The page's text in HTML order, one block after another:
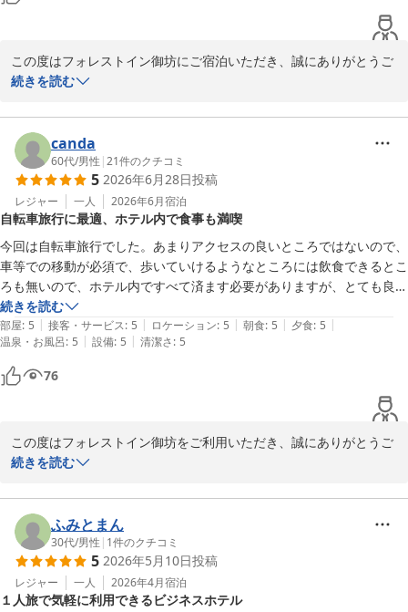
と、声が響きます。
この初めて行った者にはわからない独特のルールが存在するようで、そ
のような説明は一切なし。どうやら生卵をそれらに変更できる様子。慣
れた人はわかるかもしれないですが、それが最初はなんなのかもわから
変えられるなら変えられるとか説明してほしいと思いました。ご飯と味
噌汁が勝手に運ばれてきますが、とにかくなんの説明もない。ただ、和
食の方は卵のあるところに座ってください、と言われるだけ。スタッフ
の元気や連携は素晴らしいと思いましたけど、お客さんの気持ちについ
てはあんまり関係なく進めているように感じました。あくまでも自分た
ちのリズムで進めていて、個々のお客様については、気に留めていない
という感じ。
ご飯と味噌汁が何も言わずに運ばれてきて、一見何も問題ないようです
けど、おかわりができるのか、大盛りにしてほしい場合はどうするのか
など、タイミングがつかみにくい。
最初にお客様にサクッと伝えるなり、ご飯のサイズの確認なりすればよ
いと思いますが、あんまりそこには気を配っていないようでした。チー
ムワークは素晴らしいだけに、初めての自分が常連さんとそのチームワ
ークに置いて行かれてる感が否めませんでした。
らしく、気持ちが良かったです。
この度はフォレストイン御坊にご宿泊いただき、誠にありがとうご
ざいます。
て御礼申し上げます。
朝食につきましては、ご案内や説明が行き届かず、ご不快な思いを
おかけしましたことを深くお詫び申し上げます。
卵料理の変更が可能であることや、ご飯・味噌汁のおかわり、大盛
りの可否などについて、初めてご利用いただくお客様にも分かりや
すくお伝えできておらず、ご不安や戸惑いを与えてしまいましたこ
と、大変申し訳なく存じます。
また、スタッフ同士の連携や元気な対応についてお褒めいただきな
がらも、お客様お一人おひとりへの目配りやお声掛けが十分でなか
ったとのご指摘につきまして、真摯に受け止めております。
常連のお客様には伝わっていることでも、初めてご利用いただくお
客様にとっては分かりづらく、居心地の悪さにつながってしまうこ
今後は、朝食メニュー表や朝食券への記載、チェックイン時のご案
て、初めてのお客様にも安心してご利用いただけるよう改善してま
いります。
朝食のおかずのバリエーションにつきましても、今後のメニュー内
容を検討する際の参考とさせていただきます。
一方で、フロントスタッフへの温かいお言葉を頂戴し、誠にありが
続きを読む
canda
60代/男性 |21件のクチコミ
5 2026年6月28日投稿
レジャー 一人 2026年6月宿泊
自転車旅行に最適、ホテル内で食事も満喫
今回は自転車旅行でした。あまりアクセスの良いところではないので、
車等での移動が必須で、歩いていけるようなところには飲食できるとこ
ろも無いので、ホテル内ですべて済ます必要がありますが、とても良い
ホテルだと思います。食事もおいしかった。お風呂も快適
続きを読む
部屋: 5 | 接客・サービス: 5 | ロケーション: 5 | 朝食: 5 | 夕食: 5 |
温泉・お風呂: 5 | 設備: 5 | 清潔さ: 5
76
この度はフォレストイン御坊をご利用いただき、誠にありがとうご
ざいます。
また、自転車旅行のご滞在先として当館をお選びいただきましたこ
と、心より御礼申し上げます。
当館では屋根付きの自転車置き場をご用意しておりますので、自転
車旅行のお客様にも安心してご利用いただけるかと存じます。
当館周辺は、お客様のおっしゃる通り、徒歩圏内に飲食店が多い立
続きを読む
ふみとまん
30代/男性 | 1件のクチコミ
5 2026年5月10日投稿
レジャー 一人 2026年4月宿泊
１人旅で気軽に利用できるビジネスホテル